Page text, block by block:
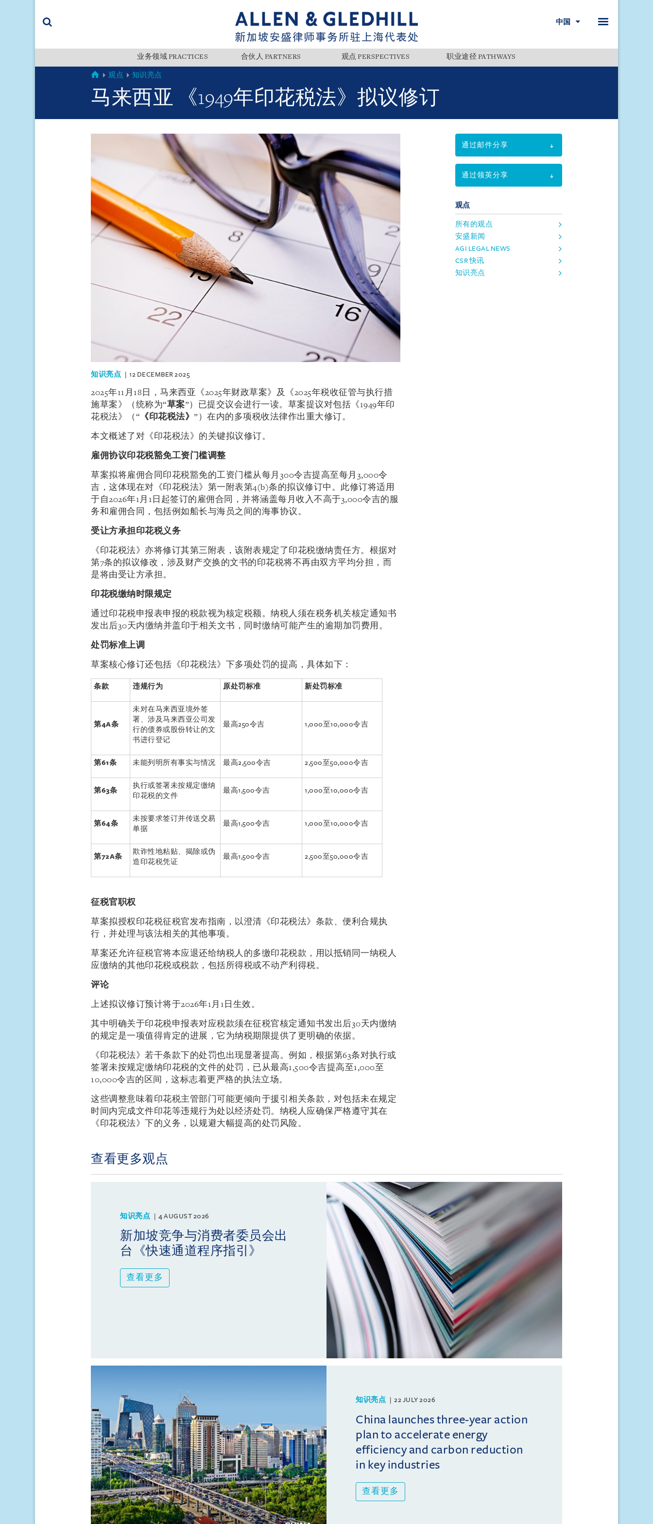
Search
Menu
中国
业务领域 PRACTICES 合伙人 PARTNERS 观点 PERSPECTIVES 职业途径 PATHWAYS
GLOBAL
观点 知识亮点
马来西亚 《1949年印花税法》拟议修订
知识亮点 12 DECEMBER 2025
2025年11月18日，马来西亚《2025年财政草案》及《2025年税收征管与执行措
施草案》（统称为“草案”）已提交议会进行一读。草案提议对包括《1949年印
花税法》（“ 《印花税法》 ”）在内的多项税收法律作出重大修订。
本文概述了对《印花税法》的关键拟议修订。
雇佣协议印花税豁免工资门槛调整
草案拟将雇佣合同印花税豁免的工资门槛从每月300令吉提高至每月3,000令
吉，这体现在对《印花税法》第一附表第4(b)条的拟议修订中。此修订将适用
于自2026年1月1日起签订的雇佣合同，并将涵盖每月收入不高于3,000令吉的服
务和雇佣合同，包括例如船长与海员之间的海事协议。
受让方承担印花税义务
《印花税法》亦将修订其第三附表，该附表规定了印花税缴纳责任方。根据对
第7条的拟议修改，涉及财产交换的文书的印花税将不再由双方平均分担，而
是将由受让方承担。
印花税缴纳时限规定
通过印花税申报表申报的税款视为核定税额。纳税人须在税务机关核定通知书
发出后30天内缴纳并盖印于相关文书，同时缴纳可能产生的逾期加罚费用。
处罚标准上调
草案核心修订还包括《印花税法》下多项处罚的提高，具体如下：
条款 违规行为 原处罚标准 新处罚标准
第4A条
未对在马来西亚境外签
署、涉及马来西亚公司发
行的债券或股份转让的文
书进行登记
最高250令吉 1,000至10,000令吉
第61条 未能列明所有事实与情况 最高2,500令吉 2,500至50,000令吉
第63条
执行或签署未按规定缴纳
印花税的文件
最高1,500令吉 1,000至10,000令吉
第64条
未按要求签订并传送交易
单据
最高1,500令吉 1,000至10,000令吉
第72A条
欺诈性地粘贴、揭除或伪
造印花税凭证
最高1,500令吉 2,500至50,000令吉
征税官职权
草案拟授权印花税征税官发布指南，以澄清《印花税法》条款、便利合规执
行，并处理与该法相关的其他事项。
草案还允许征税官将本应退还给纳税人的多缴印花税款，用以抵销同一纳税人
应缴纳的其他印花税或税款，包括所得税或不动产利得税。
评论
上述拟议修订预计将于2026年1月1日生效。
其中明确关于印花税申报表对应税款须在征税官核定通知书发出后30天内缴纳
的规定是一项值得肯定的进展，它为纳税期限提供了更明确的依据。
《印花税法》若干条款下的处罚也出现显著提高。例如，根据第63条对执行或
签署未按规定缴纳印花税的文件的处罚，已从最高1,500令吉提高至1,000至
10,000令吉的区间，这标志着更严格的执法立场。
这些调整意味着印花税主管部门可能更倾向于援引相关条款，对包括未在规定
时间内完成文件印花等违规行为处以经济处罚。纳税人应确保严格遵守其在
《印花税法》下的义务，以规避大幅提高的处罚风险。
通过邮件分享
通过领英分享
观点
所有的观点
安盛新闻
AGI LEGAL NEWS
CSR 快讯
知识亮点
查看更多观点
知识亮点 4 AUGUST 2026
新加坡竞争与消费者委员会出
台《快速通道程序指引》
查看更多
知识亮点 22 JULY 2026
China launches three-year action
plan to accelerate energy
efficiency and carbon reduction
in key industries
查看更多